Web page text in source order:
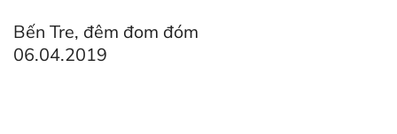
Bến Tre, đêm đom đóm
06.04.2019